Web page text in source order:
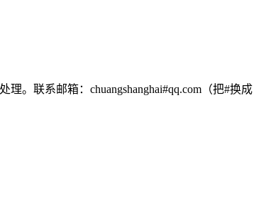
。联系邮箱：chuangshanghai#qq.com（把#换成